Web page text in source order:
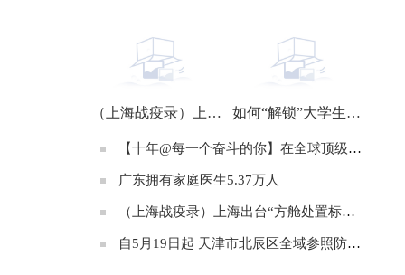
（上海战疫录）上海共享单车运力回暖 公共交通有望从22日起逐步恢复 如何“解锁”大学生进工厂？
【十年@每一个奋斗的你】在全球顶级精算比赛夺冠的南开姑娘：始终满怀期待地前行
广东拥有家庭医生5.37万人
（上海战疫录）上海出台“方舱处置标准” 努力实现循环利用、资源再生、安全处置
自5月19日起 天津市北辰区全域参照防范区管理